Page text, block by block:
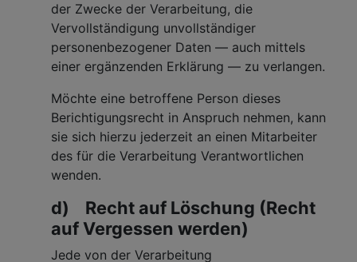
der Zwecke der Verarbeitung, die
Vervollständigung unvollständiger
personenbezogener Daten — auch mittels
einer ergänzenden Erklärung — zu verlangen.
Möchte eine betroffene Person dieses
Berichtigungsrecht in Anspruch nehmen, kann
sie sich hierzu jederzeit an einen Mitarbeiter
des für die Verarbeitung Verantwortlichen
wenden.
d) Recht auf Löschung (Recht
auf Vergessen werden)
Jede von der Verarbeitung